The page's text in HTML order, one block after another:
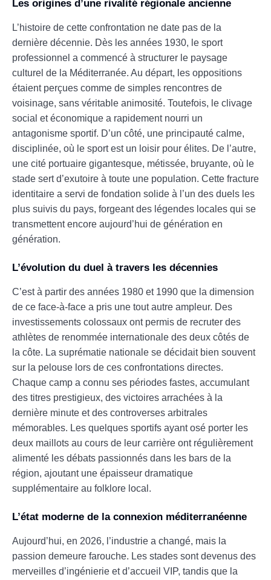
Les origines d’une rivalité régionale ancienne
L’histoire de cette confrontation ne date pas de la
dernière décennie. Dès les années 1930, le sport
professionnel a commencé à structurer le paysage
culturel de la Méditerranée. Au départ, les oppositions
étaient perçues comme de simples rencontres de
voisinage, sans véritable animosité. Toutefois, le clivage
social et économique a rapidement nourri un
antagonisme sportif. D’un côté, une principauté calme,
disciplinée, où le sport est un loisir pour élites. De l’autre,
une cité portuaire gigantesque, métissée, bruyante, où le
stade sert d’exutoire à toute une population. Cette fracture
identitaire a servi de fondation solide à l’un des duels les
plus suivis du pays, forgeant des légendes locales qui se
transmettent encore aujourd’hui de génération en
génération.
L’évolution du duel à travers les décennies
C’est à partir des années 1980 et 1990 que la dimension
de ce face-à-face a pris une tout autre ampleur. Des
investissements colossaux ont permis de recruter des
athlètes de renommée internationale des deux côtés de
la côte. La suprématie nationale se décidait bien souvent
sur la pelouse lors de ces confrontations directes.
Chaque camp a connu ses périodes fastes, accumulant
des titres prestigieux, des victoires arrachées à la
dernière minute et des controverses arbitrales
mémorables. Les quelques sportifs ayant osé porter les
deux maillots au cours de leur carrière ont régulièrement
alimenté les débats passionnés dans les bars de la
région, ajoutant une épaisseur dramatique
supplémentaire au folklore local.
L’état moderne de la connexion méditerranéenne
Aujourd’hui, en 2026, l’industrie a changé, mais la
passion demeure farouche. Les stades sont devenus des
merveilles d’ingénierie et d’accueil VIP, tandis que la